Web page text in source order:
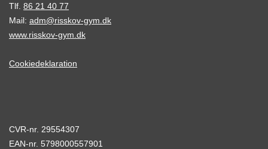
Tlf. 86 21 40 77
Mail: adm@risskov-gym.dk
www.risskov-gym.dk
Cookiedeklaration
CVR-nr. 29554307
EAN-nr. 5798000557901